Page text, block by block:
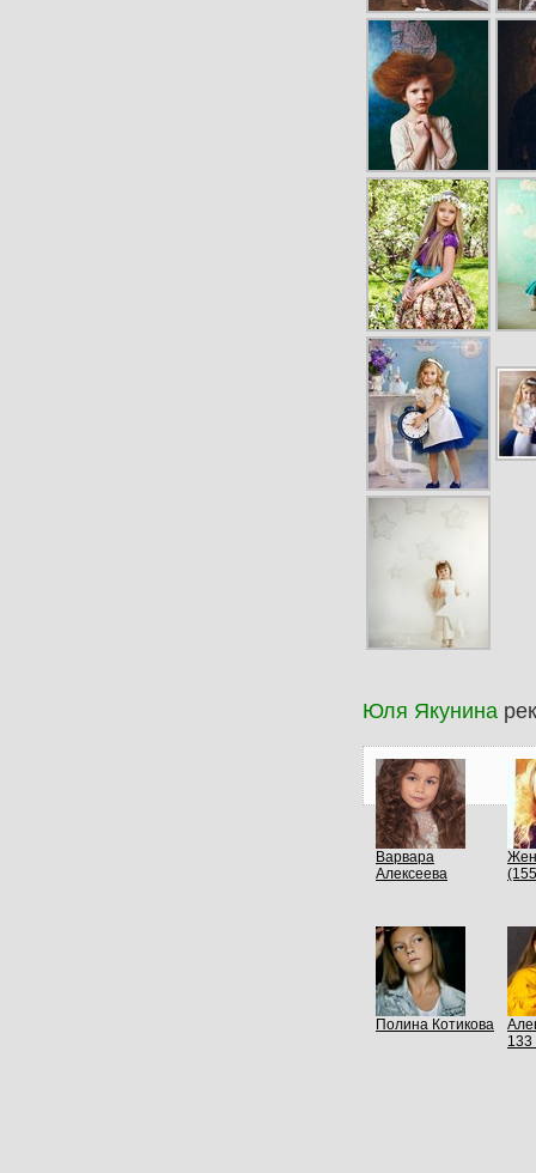
Юля Якунина
Варвара
Алексеева
Полина Котикова
133